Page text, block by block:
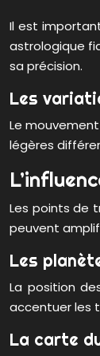
Il est
astrologique
sa précision.
Les
Le
légères
Les points de
peuvent
Les
La position
accentuer les
La carte